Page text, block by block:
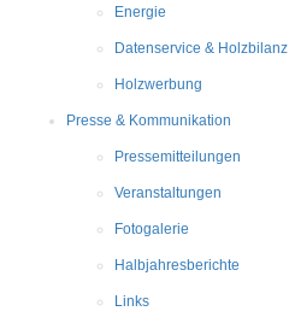
Energie
Datenservice & Holzbilanz
Holzwerbung
Presse & Kommunikation
Pressemitteilungen
Veranstaltungen
Fotogalerie
Halbjahresberichte
Links